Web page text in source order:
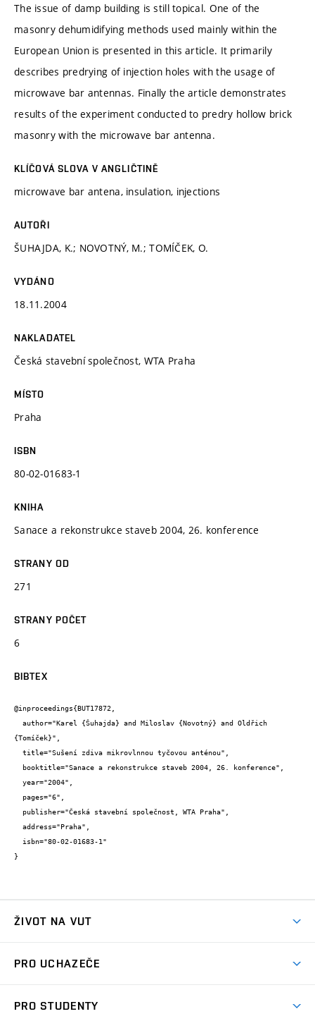
The issue of damp building is still topical. One of the
masonry dehumidifying methods used mainly within the
European Union is presented in this article. It primarily
describes predrying of injection holes with the usage of
microwave bar antennas. Finally the article demonstrates
results of the experiment conducted to predry hollow brick
masonry with the microwave bar antenna.
KLÍČOVÁ SLOVA V ANGLIČTINĚ
microwave bar antena, insulation, injections
AUTOŘI
ŠUHAJDA, K.; NOVOTNÝ, M.; TOMÍČEK, O.
VYDÁNO
18.11.2004
NAKLADATEL
Česká stavební společnost, WTA Praha
MÍSTO
Praha
ISBN
80-02-01683-1
KNIHA
Sanace a rekonstrukce staveb 2004, 26. konference
STRANY OD
271
STRANY POČET
6
BIBTEX
@inproceedings{BUT17872,
{Tomíček}",
}
ŽIVOT NA VUT
Koleje
PRO UCHAZEČE
PRO STUDENTY